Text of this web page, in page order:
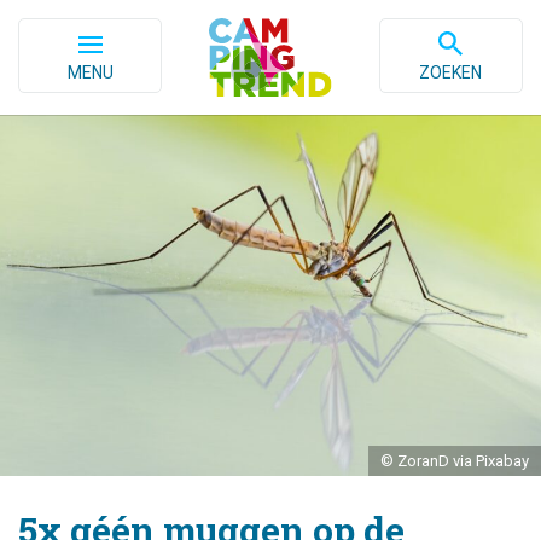
MENU ZOEKEN
© ZoranD via Pixabay
5x géén muggen op de